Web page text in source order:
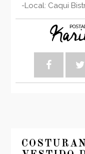
-Local: Caqui